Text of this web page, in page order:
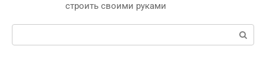
строить своими руками
Поиск: